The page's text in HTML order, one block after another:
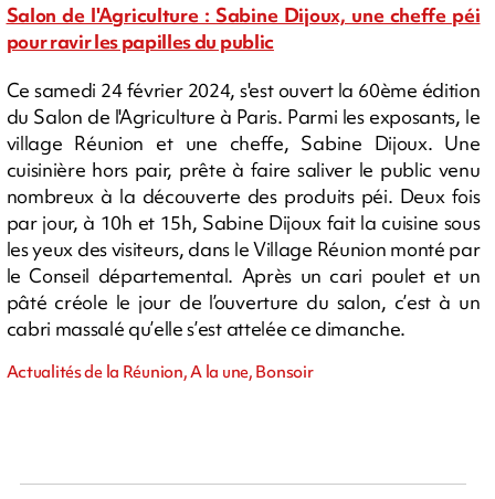
Salon de l'Agriculture : Sabine Dijoux, une cheffe péi
pour ravir les papilles du public
Ce samedi 24 février 2024, s'est ouvert la 60ème édition
du Salon de l'Agriculture à Paris. Parmi les exposants, le
village Réunion et une cheffe, Sabine Dijoux. Une
cuisinière hors pair, prête à faire saliver le public venu
nombreux à la découverte des produits péi. Deux fois
par jour, à 10h et 15h, Sabine Dijoux fait la cuisine sous
les yeux des visiteurs, dans le Village Réunion monté par
le Conseil départemental. Après un cari poulet et un
pâté créole le jour de l’ouverture du salon, c’est à un
cabri massalé qu’elle s’est attelée ce dimanche.
Actualités de la Réunion, A la une, Bonsoir